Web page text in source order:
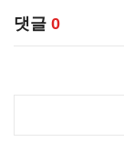
댓글 0